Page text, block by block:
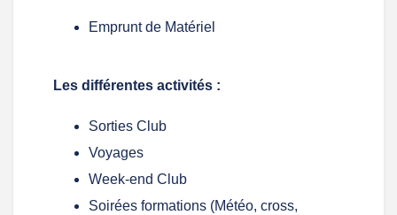
Emprunt de Matériel
Les différentes activités :
Sorties Club
Voyages
Week-end Club
Soirées formations (Météo, cross,